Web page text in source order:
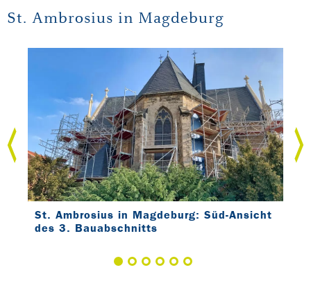
St. Ambrosius in Magdeburg
St. Ambrosius in Magdeburg: Süd-Ansicht
des 3. Bauabschnitts